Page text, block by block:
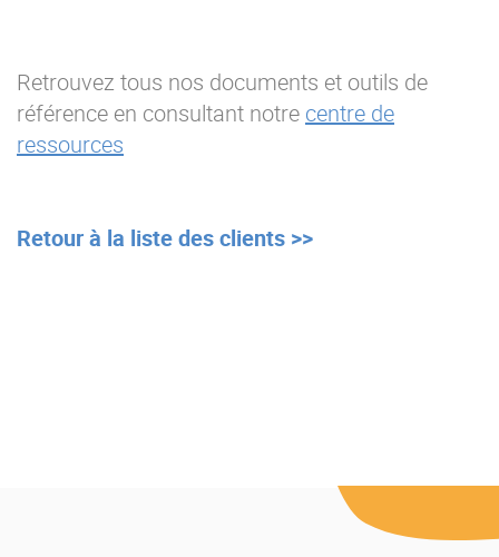
Retrouvez tous nos documents et outils de
référence en consultant notre centre de
ressources
Retour à la liste des clients >>